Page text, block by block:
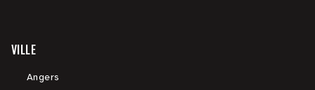
VILLE
Angers